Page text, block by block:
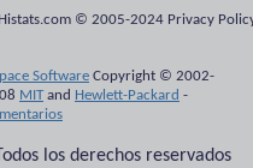
Histats.com © 2005-2024 Privacy
Software Copyright © 2002-
MITand Hewlett-Packard -
los derechos reservados